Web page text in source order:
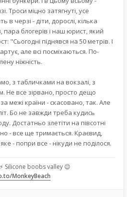
Троси міцно затягнуті, усе
в черзі - діти, дорослі, кілька
пара блогерів і наш юрист, який
"Сьогодні піднявся на 50 метрів. І
але всі посміхаються. По-
ніжність.
з табличками на вокзалі, з
Не все зірвано, просто дещо
межі країни - скасовано, так. Але
Бо не завжди треба кудись
Достатньо злетіти на півсотні
- все ще тримається. Краєвид,
- попри все - нікуди не поділося.
⚡ Silicone boobs valley 😉
MonkeyBeach